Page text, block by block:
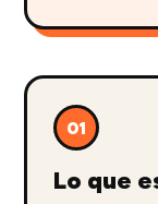
01
Lo que